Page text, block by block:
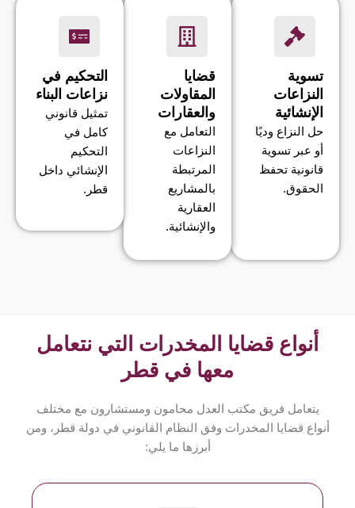
تسوية
النزاعات
الإنشائية
حل النزاع وديًا
أو عبر تسوية
قانونية تحفظ
الحقوق.
قضايا
المقاولات
والعقارات
التعامل مع
النزاعات
المرتبطة
بالمشاريع
العقارية
والإنشائية.
التحكيم في
نزاعات البناء
تمثيل قانوني
كامل في
التحكيم
الإنشائي داخل
قطر.
أنواع قضايا المخدرات التي نتعامل
معها في قطر
يتعامل فريق مكتب العدل محامون ومستشارون مع مختلف
أنواع قضايا المخدرات وفق النظام القانوني في دولة قطر، ومن
أبرزها ما يلي: